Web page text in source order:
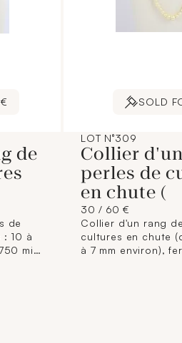
de
de
10 à
mil.
SOLD
LOT N°309
Collier
perles de
en chute (
30 / 60 €
Collier d'un rang
cultures en chute
à 7 mm environ),